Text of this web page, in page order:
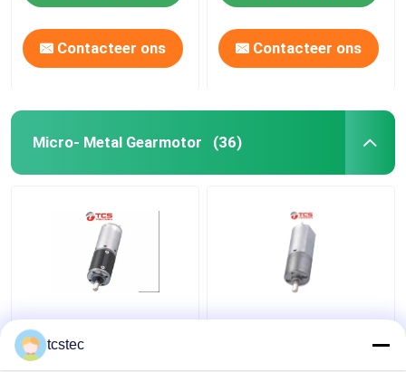
Contacteer ons Contacteer ons
Micro- Metal Gearmotor (36)
Van Micro- van
gelijkstroom 12V 24V
Planetarische 22mm
20mm van de Micro-
tcstec